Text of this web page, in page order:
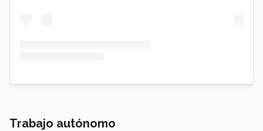
Trabajo autónomo